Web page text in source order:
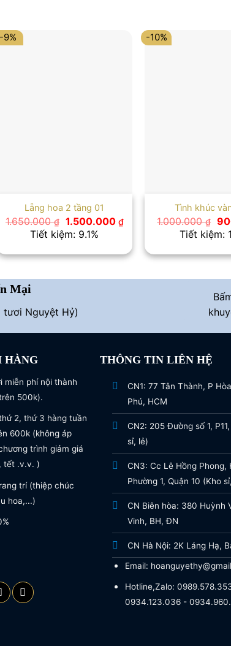
₫.
-9%
Lẵng hoa 2 tầng 01
1.650.000₫ Giá
gốc
là:
1.500.000 ₫Giá
hiện
là:
1.500.000 ₫.
Tiết kiệm: 9.1%
-10%
Tình khúc
1.000.000₫
là:
Tiết kiệm:
Mại
tươi Nguyệt Hỷ)
HÀNG
miễn phí nội thành
500k).
2, thứ 3 hàng tuần
600k (không áp
trình giảm giá
tết .v.v. )
trí (thiệp chúc
hoa,...)
THÔNG TIN LIÊN HỆ
CN1: 77 Tân Thành, P
Phú, HCM
CN2: 205 Đường số 1,
sỉ, lẻ)
CN3: Cc Lê Hồng Phong,
Phường 1, Quận 10 (Kho
CN Biên hòa: 380 Huỳnh
Vinh, BH, ĐN
CN Hà Nội: 2K Láng Hạ,
Email:
Hotline,Zalo:
0934.123.036 -